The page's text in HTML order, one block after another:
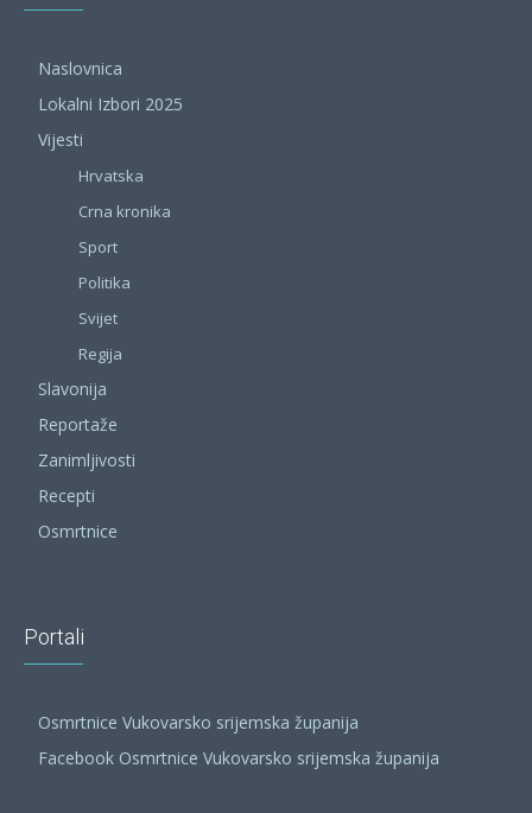
Naslovnica
Lokalni Izbori 2025
Vijesti
Hrvatska
Crna kronika
Sport
Politika
Svijet
Regija
Slavonija
Reportaže
Zanimljivosti
Recepti
Osmrtnice
Portali
Osmrtnice Vukovarsko srijemska županija
Facebook Osmrtnice Vukovarsko srijemska županija